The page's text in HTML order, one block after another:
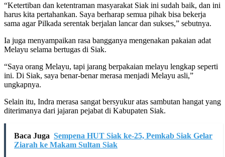
“Ketertiban dan ketentraman masyarakat Siak ini sudah baik, dan ini
harus kita pertahankan. Saya berharap semua pihak bisa bekerja
sama agar Pilkada serentak berjalan lancar dan sukses,” sebutnya.
Ia juga menyampaikan rasa bangganya mengenakan pakaian adat
Melayu selama bertugas di Siak.
“Saya orang Melayu, tapi jarang berpakaian melayu lengkap seperti
ini. Di Siak, saya benar-benar merasa menjadi Melayu asli,”
ungkapnya.
Selain itu, Indra merasa sangat bersyukur atas sambutan hangat yang
diterimanya dari jajaran pejabat di Kabupaten Siak.
Baca Juga Sempena HUT Siak ke-25, Pemkab Siak Gelar
Ziarah ke Makam Sultan Siak